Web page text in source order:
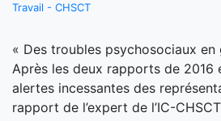
Travail - CHSCT
« Des troubles psychosociaux en
Après les deux rapports de 2016
alertes incessantes des
rapport de l’expert de l’IC-